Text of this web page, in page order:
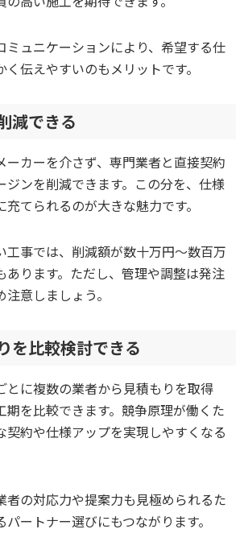
ミュニケーションにより、希望する仕
伝えやすいのもメリットです。
減できる
ーカーを介さず、専門業者と直接契約
ジンを削減できます。この分を、仕様
てられるのが大きな魅力です。
工事では、削減額が数十万円〜数百万
あります。ただし、管理や調整は発注
意しましょう。
を比較検討できる
とに複数の業者から見積もりを取得
期を比較できます。競争原理が働くた
契約や仕様アップを実現しやすくなる
者の対応力や提案力も見極められるた
ートナー選びにもつながります。